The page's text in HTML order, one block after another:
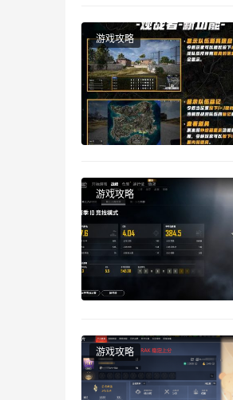
游戏攻略
游戏攻略
游戏攻略